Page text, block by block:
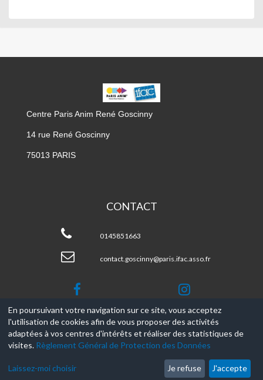
CPA
GOSCINNY
Centre Paris Anim René Goscinny
14 rue René Goscinny
75013 PARIS
CONTACT
Goscinny
0145851663
contact.goscinny@paris.ifac.asso.fr
© 2017-2026, Ce site est propulsé par Aniapps.fr
CGV
En poursuivant votre navigation sur ce site, vous acceptez
l'utilisation de cookies afin de vous proposer des activités
adaptées à vos centres d'intérêts et réaliser des statistiques de
visites. Règlement Général de Protection des Données
Laissez-moi choisir Je refuse J'accepte